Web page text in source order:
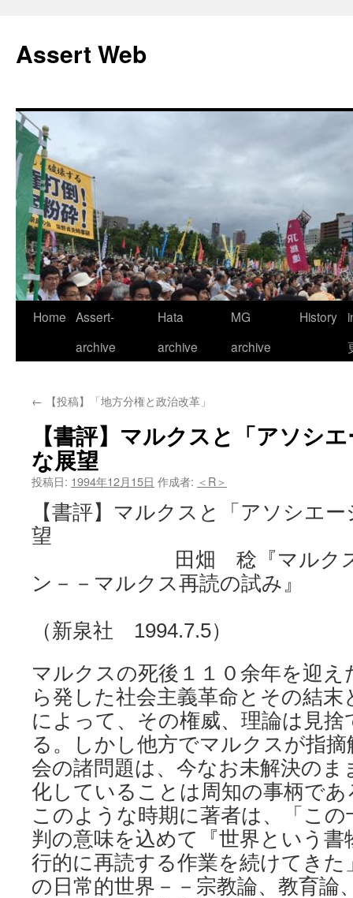
テ
ン
ス
キ
ッ
プ
Assert Web
Home Assert-
archive
Hata
archive
MG
archive
History
← 【投稿】「地方分権と政治改革」
【書評】マルクスと「アソシ
な展望
投稿日: 1994年12月15日 作成者: ＜R＞
【書評】マルクスと「アソシエ
望
田畑 稔『マルクスと
ン－－マルクス再読の試み』
（新泉社 1994.7.5）
マルクスの死後１１０余年を迎
ら発した社会主義革命とその結
によって、その権威、理論は見
る。しかし他方でマルクスが指
会の諸問題は、今なお未解決のま
化していることは周知の事柄であ
このような時期に著者は、「この
判の意味を込めて『世界という
行的に再読する作業を続けてきた
の日常的世界－－宗教論、教育論